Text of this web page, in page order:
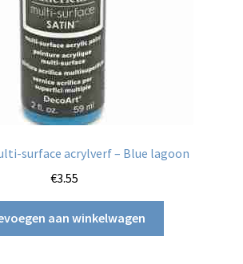
surface acrylverf – Blue lagoon
€3.55
aan winkelwagen